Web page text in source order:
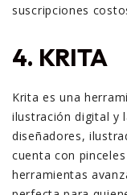
suscripciones
4. KRITA
Krita es una
ilustración digital y
diseñadores,
cuenta con
herramientas